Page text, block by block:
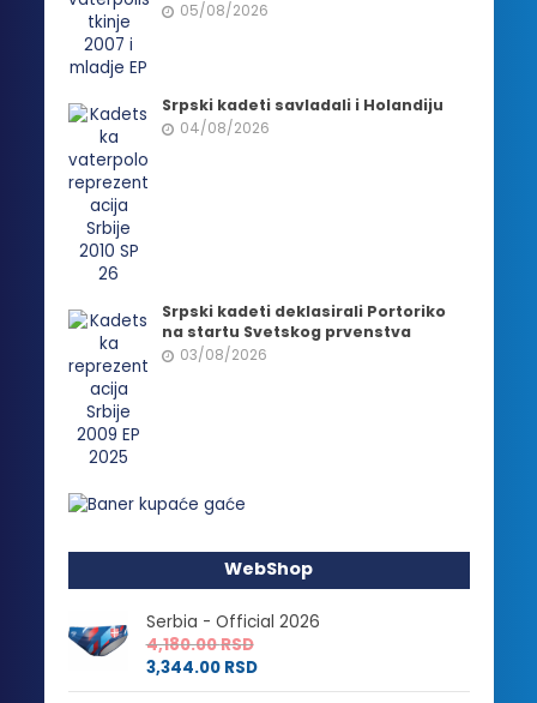
05/08/2026
Srpski kadeti savladali i Holandiju
04/08/2026
Srpski kadeti deklasirali Portoriko
na startu Svetskog prvenstva
03/08/2026
WebShop
Serbia - Official 2026
4,180.00RSD
3,344.00 RSD